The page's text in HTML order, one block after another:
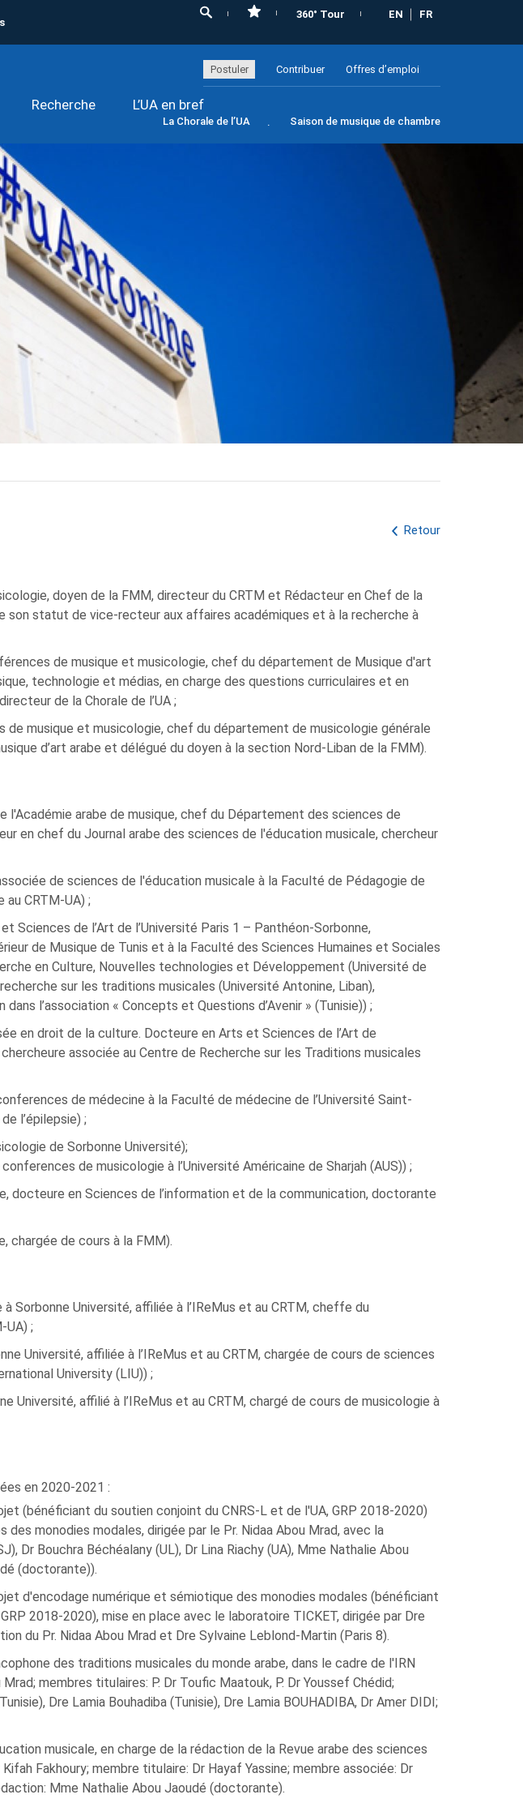
360° Tour EN FR
Postuler Contribuer Offres d’emploi
Recherche L’UA en bref
La Chorale de l’UA Saison de musique de chambre
Retour
doyen de la FMM, directeur du CRTM et Rédacteur en Chef de la
son statut de vice-recteur aux affaires académiques et à la recherche à
de musique et musicologie, chef du département de Musique d'art
technologie et médias, en charge des questions curriculaires et en
de la Chorale de l’UA ;
de musique et musicologie, chef du département de musicologie générale
d’art arabe et délégué du doyen à la section Nord-Liban de la FMM).
l'Académie arabe de musique, chef du Département des sciences de
en chef du Journal arabe des sciences de l'éducation musicale, chercheur
de sciences de l'éducation musicale à la Faculté de Pédagogie de
au CRTM-UA) ;
Sciences de l’Art de l’Université Paris 1 – Panthéon-Sorbonne,
de Musique de Tunis et à la Faculté des Sciences Humaines et Sociales
en Culture, Nouvelles technologies et Développement (Université de
sur les traditions musicales (Université Antonine, Liban),
l’association « Concepts et Questions d’Avenir » (Tunisie)) ;
en droit de la culture. Docteure en Arts et Sciences de l’Art de
associée au Centre de Recherche sur les Traditions musicales
de médecine à la Faculté de médecine de l’Université Saint-
l’épilepsie) ;
de Sorbonne Université);
de musicologie à l’Université Américaine de Sharjah (AUS)) ;
docteure en Sciences de l’information et de la communication, doctorante
chargée de cours à la FMM).
Sorbonne Université, affiliée à l’IReMus et au CRTM, cheffe du
UA) ;
Université, affiliée à l’IReMus et au CRTM, chargée de cours de sciences
University (LIU)) ;
Université, affilié à l’IReMus et au CRTM, chargé de cours de musicologie à
en 2020-2021 :
(bénéficiant du soutien conjoint du CNRS-L et de l'UA, GRP 2018-2020)
monodies modales, dirigée par le Pr. Nidaa Abou Mrad, avec la
Dr Bouchra Béchéalany (UL), Dr Lina Riachy (UA), Mme Nathalie Abou
(doctorante)).
d'encodage numérique et sémiotique des monodies modales (bénéficiant
2018-2020), mise en place avec le laboratoire TICKET, dirigée par Dre
du Pr. Nidaa Abou Mrad et Dre Sylvaine Leblond-Martin (Paris 8).
des traditions musicales du monde arabe, dans le cadre de l'IRN
membres titulaires: P. Dr Toufic Maatouk, P. Dr Youssef Chédid;
Dre Lamia Bouhadiba (Tunisie), Dre Lamia BOUHADIBA, Dr Amer DIDI;
musicale, en charge de la rédaction de la Revue arabe des sciences
Fakhoury; membre titulaire: Dr Hayaf Yassine; membre associée: Dr
Mme Nathalie Abou Jaoudé (doctorante).